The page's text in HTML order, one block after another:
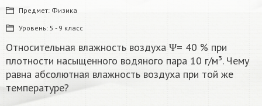
Предмет: Физика
Уровень: 5 - 9 класс
Относительная влажность воздуха Ψ= 40 % при
плотности насыщенного водяного пара 10 г/м³. Чему
равна абсолютная влажность воздуха при той же
температуре?